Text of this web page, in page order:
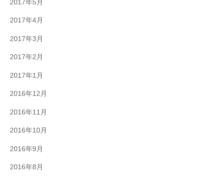
2017年5月
2017年4月
2017年3月
2017年2月
2017年1月
2016年12月
2016年11月
2016年10月
2016年9月
2016年8月